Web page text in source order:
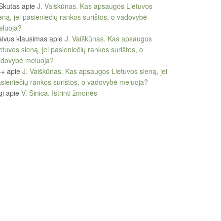
apie J. Vaiškūnas. Kas apsaugos Lietuvos
jei pasieniečių rankos surištos, o vadovybė
klausimasapie J. Vaiškūnas. Kas apsaugos
sieną, jei pasieniečių rankos surištos, o
meluoja?
apie J. Vaiškūnas. Kas apsaugos Lietuvos sieną, jei
rankos surištos, o vadovybė meluoja?
apie V. Sinica. Ištrinti žmonės